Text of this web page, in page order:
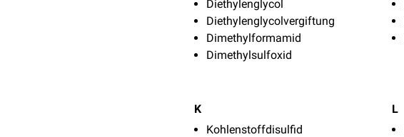
Diethylenglycol
Diethylenglycolvergiftung
Dimethylformamid
Dimethylsulfoxid
K
Kohlenstoffdisulfid
L